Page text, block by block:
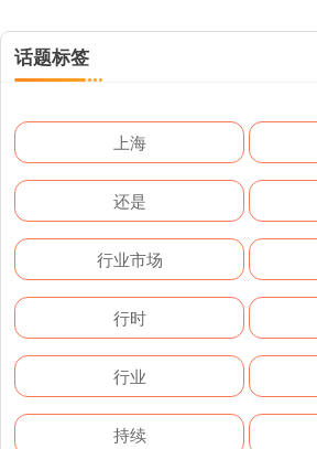
话题标签
上海
还是
行业市场
行时
行业
持续